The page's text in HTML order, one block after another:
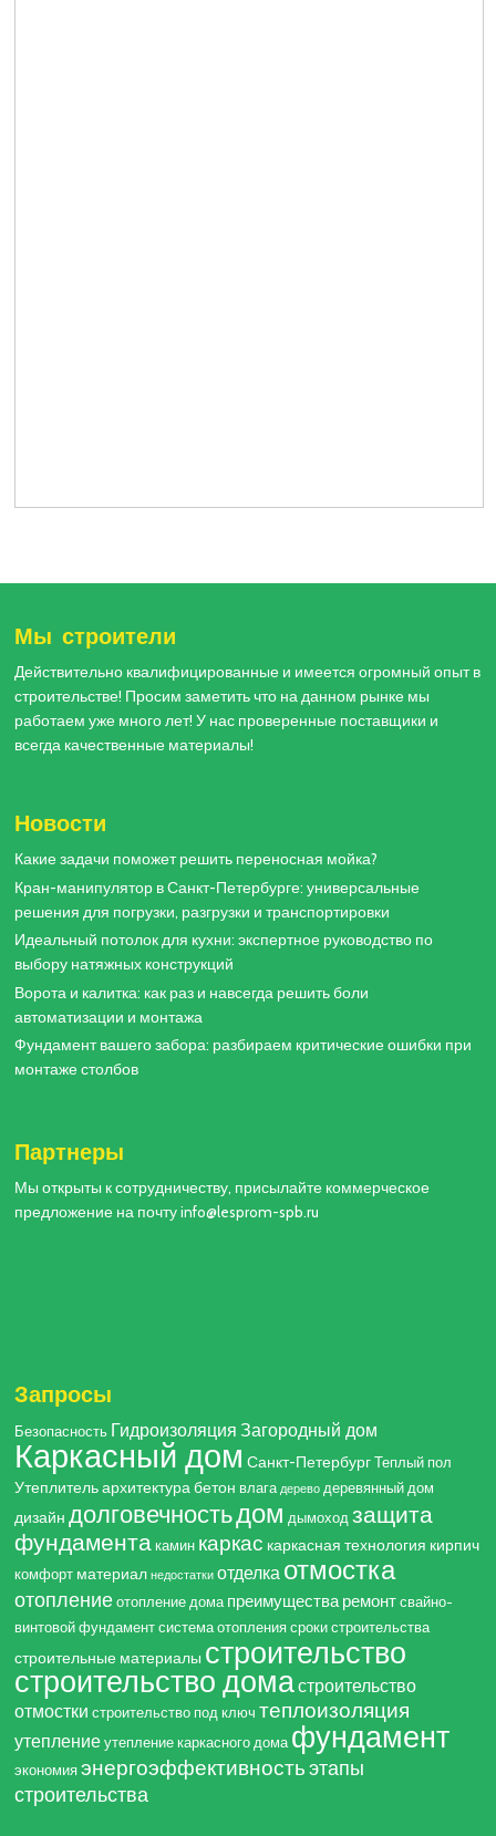
Мы строители
Действительно квалифицированные и имеется огромный опыт в
строительстве! Просим заметить что на данном рынке мы
работаем уже много лет! У нас проверенные поставщики и
всегда качественные материалы!
Новости
Какие задачи поможет решить переносная мойка?
Кран-манипулятор в Санкт-Петербурге: универсальные
решения для погрузки, разгрузки и транспортировки
Идеальный потолок для кухни: экспертное руководство по
выбору натяжных конструкций
Ворота и калитка: как раз и навсегда решить боли
автоматизации и монтажа
Фундамент вашего забора: разбираем критические ошибки при
монтаже столбов
Партнеры
Мы открыты к сотрудничеству, присылайте коммерческое
предложение на почту info@lesprom-spb.ru
Запросы
Безопасность Гидроизоляция Загородный дом
Каркасный дом Санкт-Петербург Теплый пол
Утеплительархитектурабетон влага дерево деревянный дом
дизайн долговечностьдом дымоход защита
фундамента камин каркас каркасная технология кирпич
комфорт материал недостатки отделка отмостка
отопление отопление дома преимуществаремонт свайно-
винтовой фундамент система отопления сроки строительства
строительные материалы строительство
строительство домастроительство
отмостки строительство под ключ теплоизоляция
утепление утепление каркасного дома фундамент
экономия энергоэффективность этапы
строительства